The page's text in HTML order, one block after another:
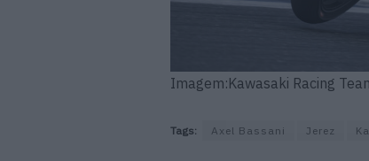
Imagem:Kawasaki Racing
Tags: Axel Bassani Jerez